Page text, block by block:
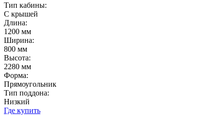
Тип кабины:
С крышей
Длина:
1200 мм
Ширина:
800 мм
Высота:
2280 мм
Форма:
Прямоугольник
Тип поддона:
Низкий
Где купить